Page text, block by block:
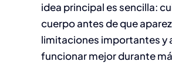
idea principal es sencilla:
cuerpo antes de que
limitaciones importantes y
funcionar mejor durante